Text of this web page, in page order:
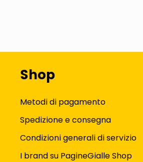
Shop
Metodi di pagamento
Spedizione e consegna
Condizioni generali di servizio
I brand su PagineGialle Shop